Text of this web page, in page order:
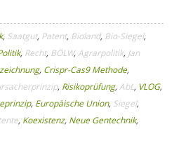
, Saatgut, Patent, Bioland, Bio-Siegel,
, Recht, BÖLW, Agrarpolitik, Jan
, Crispr-Cas9 Methode,
, Risikoprüfung, AbL, VLOG,
, Europäische Union, Siegel,
, Koexistenz, Neue Gentechnik,